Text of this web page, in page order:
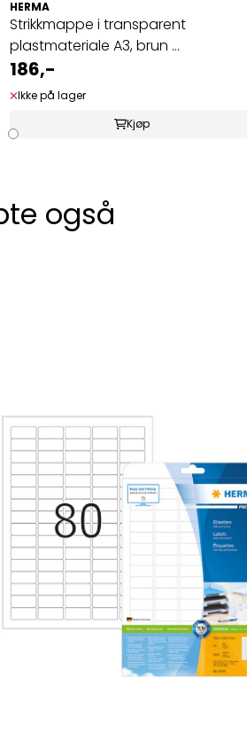
HERMA
Strikkmappe i transparent
plastmateriale A3, brun ...
186,-
Ikke på lager
Kjøp
også